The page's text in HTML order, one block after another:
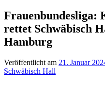
Frauenbundesliga:
rettet Schwäbisch
Hamburg
Veröffentlicht am 21. Januar
Schwäbisch Hall